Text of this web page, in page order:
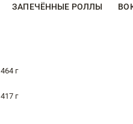
ЗАПЕЧЁННЫЕ РОЛЛЫ
464 г
417 г